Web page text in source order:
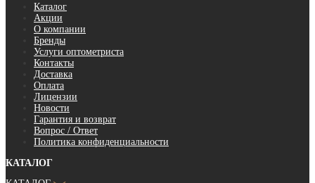
Каталог
Акции
О компании
Бренды
Услуги оптометриста
Контакты
Доставка
Оплата
Лицензии
Новости
Гарантия и возврат
Вопрос / Ответ
Политика конфиденциальности
КАТАЛОГ